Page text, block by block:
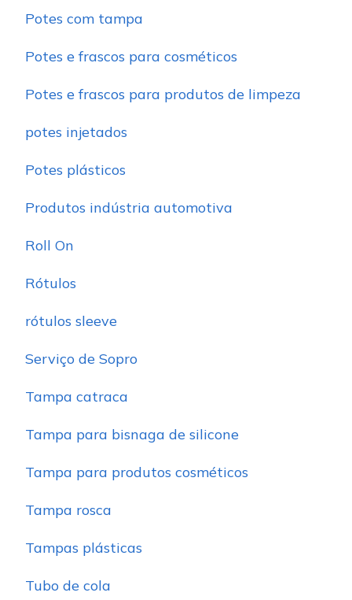
Potes com tampa
Potes e frascos para cosméticos
Potes e frascos para produtos de limpeza
potes injetados
Potes plásticos
Produtos indústria automotiva
Roll On
Rótulos
rótulos sleeve
Serviço de Sopro
Tampa catraca
Tampa para bisnaga de silicone
Tampa para produtos cosméticos
Tampa rosca
Tampas plásticas
Tubo de cola